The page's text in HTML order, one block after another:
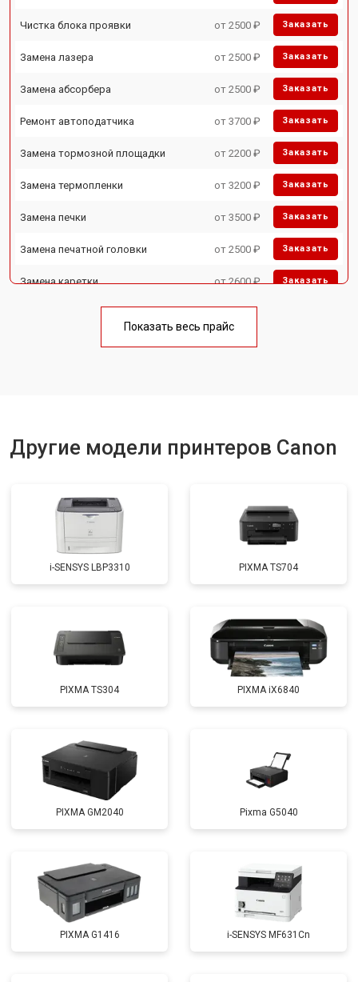
Чистка блока проявки от 2500 ₽ Заказать
Замена лазера от 2500 ₽ Заказать
Замена абсорбера от 2500 ₽ Заказать
Ремонт автоподатчика от 3700 ₽ Заказать
Замена тормозной площадки от 2200 ₽ Заказать
Замена термопленки от 3200 ₽ Заказать
Замена печки от 3500 ₽ Заказать
Замена печатной головки от 2500 ₽ Заказать
Замена каретки от 2600 ₽ Заказать
Замена блока питания от 2300 ₽
Показать весь прайс
Другие модели принтеров Canon
i-SENSYS LBP3310 PIXMA TS704
PIXMA TS304 PIXMA iX6840
PIXMA GM2040 Pixma G5040
PIXMA G1416 i-SENSYS MF631Cn